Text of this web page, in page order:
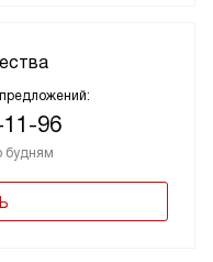
11-96
будням